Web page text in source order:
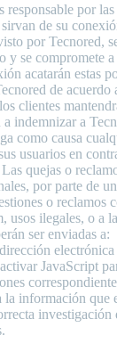
responsable por
de su
por Tecnored,
y se compromete
acatarán estas
de acuerdo
clientes
indemnizar a
como causa
usuarios en
quejas o
por parte de
o reclamos
usos ilegales, o a
ser enviadas a:
electrónica
JavaScript
la información que